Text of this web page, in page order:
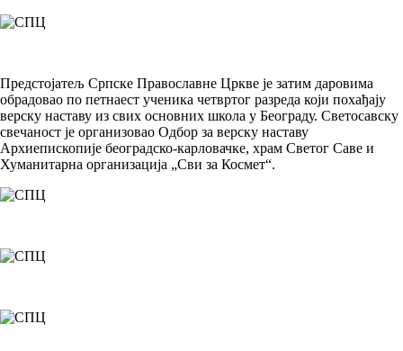
Предстојатељ Српске Православне Цркве је затим даровима
обрадовао по петнаест ученика четвртог разреда који похађају
верску наставу из свих основних школа у Београду. Светосавску
свечаност је организовао Одбор за верску наставу
Архиепископије београдско-карловачкe, храм Светог Саве и
Хуманитарна организација „Сви за Космет“.